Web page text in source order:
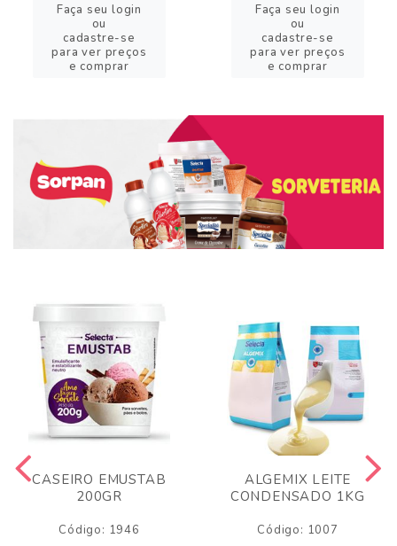
Faça seu login
ou
cadastre-se
para ver preços
e comprar
Faça seu login
ou
cadastre-se
para ver preços
e comprar
CASEIRO EMUSTAB
200GR
Código: 1946
ALGEMIX LEITE
CONDENSADO 1KG
Código: 1007